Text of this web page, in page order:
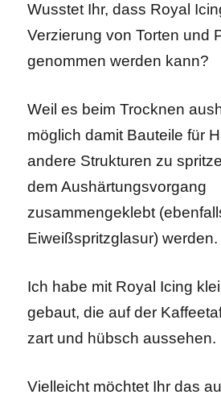
Wusstet Ihr, dass Royal
Verzierung von Torten und
genommen werden kann?
Weil es beim Trocknen
möglich damit Bauteile für
andere Strukturen zu
dem Aushärtungsvorgang
zusammengeklebt
Eiweißspritzglasur) werden.
Ich habe mit Royal Icing
gebaut, die auf der
zart und hübsch aussehen.
Vielleicht möchtet Ihr das